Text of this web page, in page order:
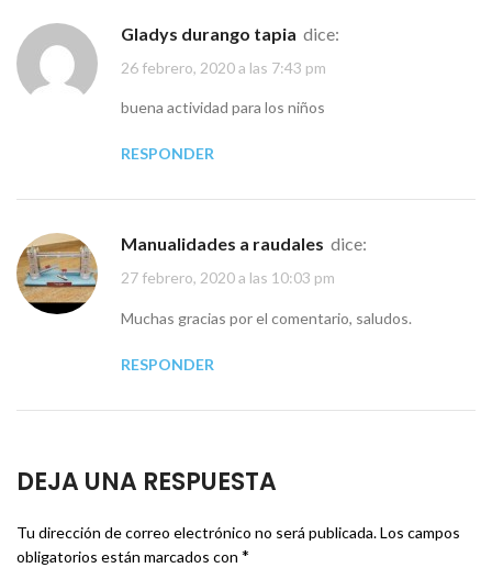
gladys durango tapia dice:
26 febrero, 2020 a las 7:43 pm
buena actividad para los niños
RESPONDER
Manualidades a raudales dice:
27 febrero, 2020 a las 10:03 pm
Muchas gracias por el comentario, saludos.
RESPONDER
DEJA UNA RESPUESTA
Tu dirección de correo electrónico no será publicada.Los campos
obligatorios están marcados con *